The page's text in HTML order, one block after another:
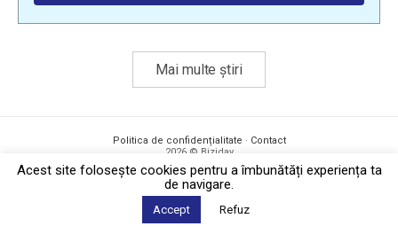
Mai multe știri
Politica de confidențialitate · Contact
2026 © Biziday
Acest site foloseşte cookies pentru a îmbunătăți experiența ta
de navigare.
Accept Refuz